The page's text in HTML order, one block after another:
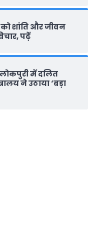
शांति और जीवन
पढ़ें
में दलित
ने उठाया ‘बड़ा